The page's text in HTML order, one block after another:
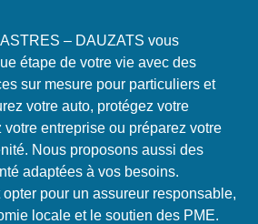
– DAUZATS vous
étape de votre vie avec des
sur mesure pour particuliers et
votre auto, protégez votre
votre entreprise ou préparez votre
Nous proposons aussi des
adaptées à vos besoins.
pour un assureur responsable,
locale et le soutien des PME.